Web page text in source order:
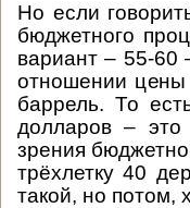
Но если
бюджетного
вариант – 55-60
отношении цены
баррель. То
долларов – это
зрения
трёхлетку 40
такой, но потом,